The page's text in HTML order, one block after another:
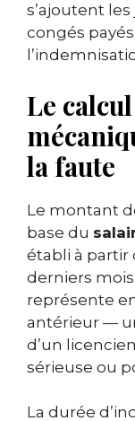
s’ajoutent
congés
Le calcul
la faute
Le montant
base du
établi à partir
derniers
représente
antérieur —
d’un
sérieuse ou
La durée